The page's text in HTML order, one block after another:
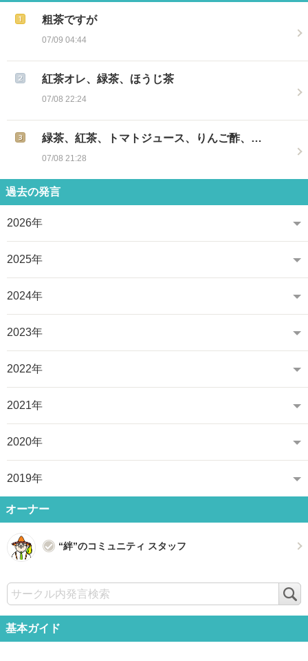
粗茶ですが
07/09 04:44
紅茶オレ、緑茶、ほうじ茶
07/08 22:24
緑茶、紅茶、トマトジュース、りんご酢、…
07/08 21:28
過去の発言
2026年
2025年
2024年
2023年
2022年
2021年
2020年
2019年
オーナー
“絆”のコミュニティ スタッフ
基本ガイド